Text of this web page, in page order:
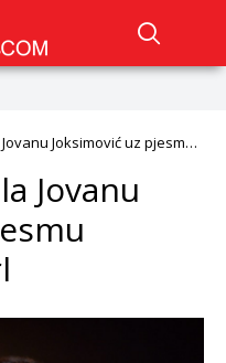
Joksimović uz pjesmu
Jovanu